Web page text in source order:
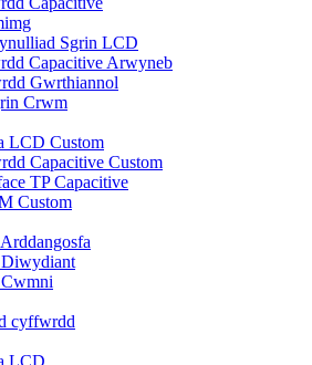
Sgrin LCD
Capacitive Arwyneb
Gwrthiannol
Crwm
LCD Custom
Capacitive Custom
TP Capacitive
Custom
cyffwrdd
LCD